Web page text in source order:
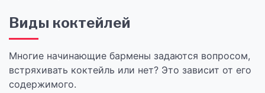
Виды коктейлей
Многие начинающие бармены задаются вопросом,
встряхивать коктейль или нет? Это зависит от его
содержимого.